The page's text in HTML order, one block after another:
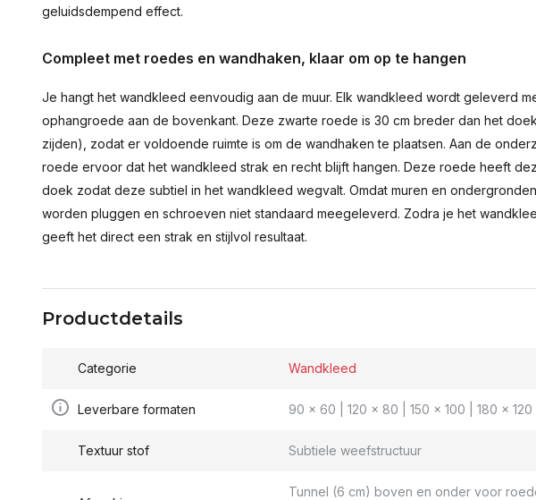
geluidsdempend effect.
Compleet met roedes en wandhaken, klaar om op te hangen
Je hangt het wandkleed eenvoudig aan de muur. Elk wandkleed wordt geleverd
ophangroede aan de bovenkant. Deze zwarte roede is 30 cm breder dan het
zijden), zodat er voldoende ruimte is om de wandhaken te plaatsen. Aan de
roede ervoor dat het wandkleed strak en recht blijft hangen. Deze roede heeft
doek zodat deze subtiel in het wandkleed wegvalt. Omdat muren en
worden pluggen en schroeven niet standaard meegeleverd. Zodra je het
geeft het direct een strak en stijlvol resultaat.
Productdetails
Categorie Wandkleed
Leverbare formaten 90 x 60 | 120 x 80 | 150 x 100 | 180 x 120
Textuur stof Subtiele weefstructuur
Tunnel (6 cm) boven en onder voor